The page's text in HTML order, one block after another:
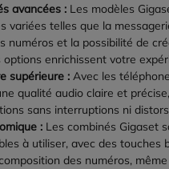
avancées : Les modèles
variées telles que la
numéros et la possibilité de
options enrichissent votre
supérieure : Avec les
qualité audio claire et
sans interruptions ni
: Les combinés Gigaset
à utiliser, avec des touches
des numéros,